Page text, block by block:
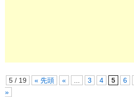
5 / 19 « 先頭 « 3 4 5 6
»